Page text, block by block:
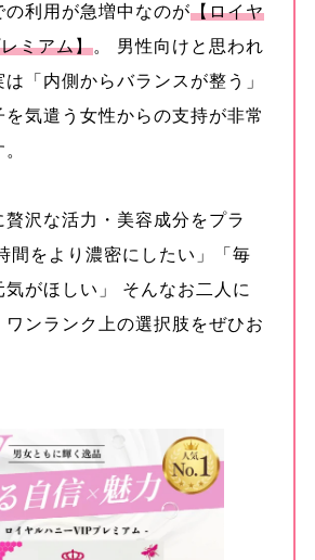
の利用が急増中なのが【ロイヤ
ミアム】。 男性向けと思われ
「内側からバランスが整う」
を気遣う女性からの支持が非常
贅沢な活力・美容成分をプラ
間をより濃密にしたい」「毎
気がほしい」 そんなお二人に
ンランク上の選択肢をぜひお